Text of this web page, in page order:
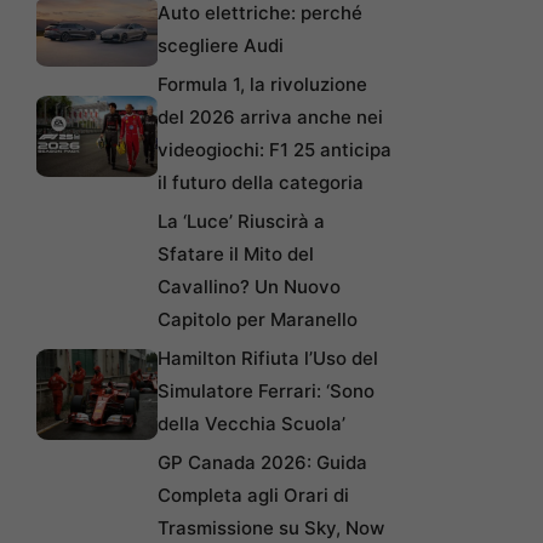
Auto elettriche: perché
scegliere Audi
Formula 1, la rivoluzione
del 2026 arriva anche nei
videogiochi: F1 25 anticipa
il futuro della categoria
La ‘Luce’ Riuscirà a
Sfatare il Mito del
Cavallino? Un Nuovo
Capitolo per Maranello
Hamilton Rifiuta l’Uso del
Simulatore Ferrari: ‘Sono
della Vecchia Scuola’
GP Canada 2026: Guida
Completa agli Orari di
Trasmissione su Sky, Now